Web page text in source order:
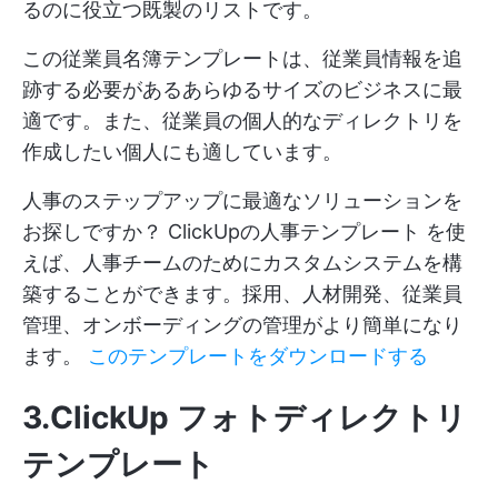
るのに役立つ既製のリストです。
この従業員名簿テンプレートは、従業員情報を追
跡する必要があるあらゆるサイズのビジネスに最
適です。また、従業員の個人的なディレクトリを
作成したい個人にも適しています。
人事のステップアップに最適なソリューションを
お探しですか？ ClickUpの人事テンプレート を使
えば、人事チームのためにカスタムシステムを構
築することができます。採用、人材開発、従業員
管理、オンボーディングの管理がより簡単になり
ます。 このテンプレートをダウンロードする
3.ClickUp フォトディレクトリ
テンプレート